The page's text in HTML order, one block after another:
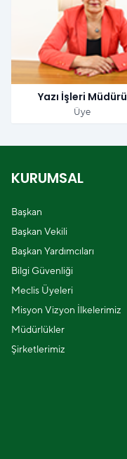
Yazı İşleri Müdürü
Üye
KURUMSAL
Başkan
Başkan Vekili
Başkan Yardımcıları
Bilgi Güvenliği
Meclis Üyeleri
Misyon Vizyon İlkelerimiz
Müdürlükler
Şirketlerimiz